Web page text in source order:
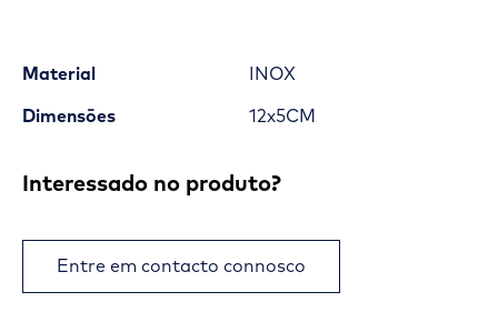
Material INOX
Dimensões 12x5CM
Interessado no produto?
Entre em contacto connosco